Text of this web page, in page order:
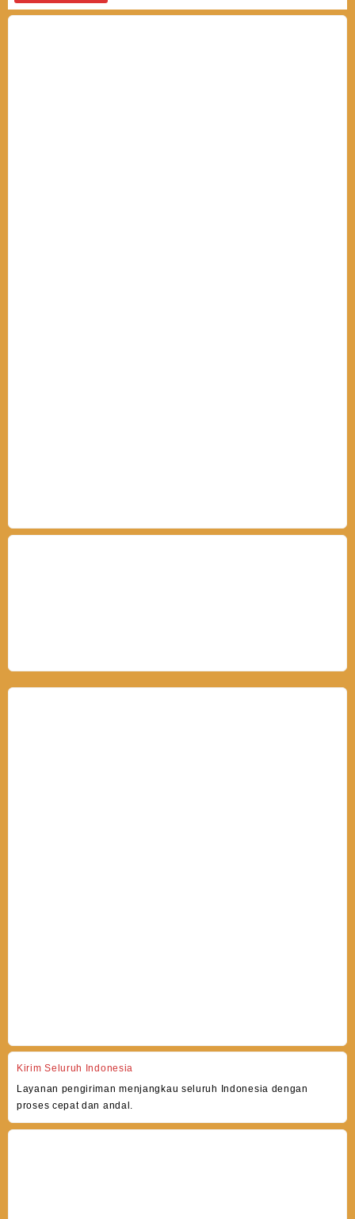
Kirim Seluruh Indonesia
Layanan pengiriman menjangkau seluruh Indonesia dengan
proses cepat dan andal.